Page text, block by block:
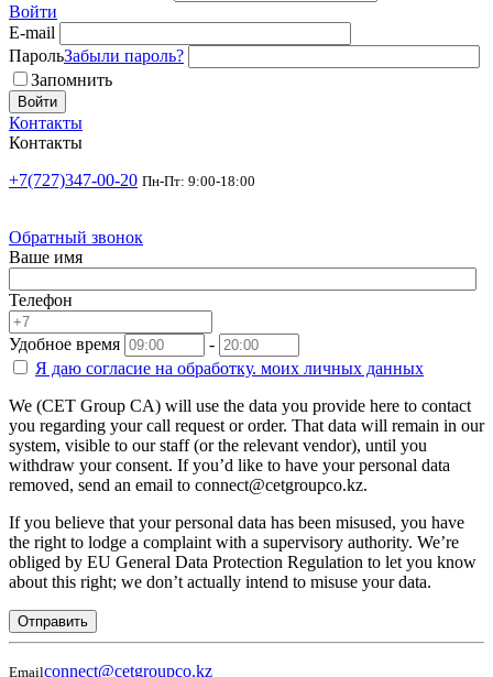
Войти
E-mail
ПарольЗабыли пароль?
Запомнить
Войти
Контакты
Контакты
+7(727)347-00-20 Пн-Пт: 9:00-18:00
Обратный звонок
Ваше имя
Телефон
Удобное время
-
Я даю согласие на обработку. моих личных данных
We (CET Group CA) will use the data you provide here to contact
you regarding your call request or order. That data will remain in our
system, visible to our staff (or the relevant vendor), until you
withdraw your consent. If you’d like to have your personal data
removed, send an email to connect@cetgroupco.kz.
If you believe that your personal data has been misused, you have
the right to lodge a complaint with a supervisory authority. We’re
obliged by EU General Data Protection Regulation to let you know
about this right; we don’t actually intend to misuse your data.
Отправить
Emailconnect@cetgroupco.kz